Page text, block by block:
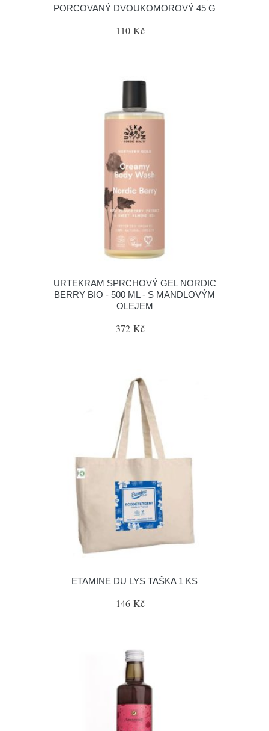
PORCOVANÝ DVOUKOMOROVÝ 45 G
110 Kč
URTEKRAM SPRCHOVÝ GEL NORDIC
BERRY BIO - 500 ML - S MANDLOVÝM
OLEJEM
372 Kč
ETAMINE DU LYS TAŠKA 1 KS
146 Kč